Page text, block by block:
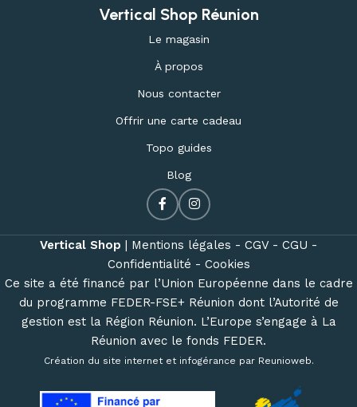
Vertical Shop Réunion
Le magasin
À propos
Nous contacter
Offrir une carte cadeau
Topo guides
Blog
Vertical Shop Mentions légales - CGV - CGU -
Confidentialité - Cookies
Ce site a été financé par l’Union Européenne dans le cadre
du programme FEDER-FSE+ Réunion dont l’Autorité de
gestion est la Région Réunion. L’Europe s’engage à La
Réunion avec le fonds FEDER.
Création du site internet et infogérance par Reunioweb.